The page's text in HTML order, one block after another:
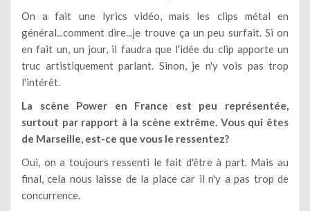
On a fait une lyrics vidéo, mais les clips métal en
général...comment dire...je trouve ça un peu surfait. Si on
en fait un, un jour, il faudra que l'idée du clip apporte un
truc artistiquement parlant. Sinon, je n'y vois pas trop
l'intérêt.
La scène Power en France est peu représentée,
surtout par rapport à la scène extrême. Vous qui êtes
de Marseille, est-ce que vous le ressentez?
Oui, on a toujours ressenti le fait d'être à part. Mais au
final, cela nous laisse de la place car il n'y a pas trop de
concurrence.